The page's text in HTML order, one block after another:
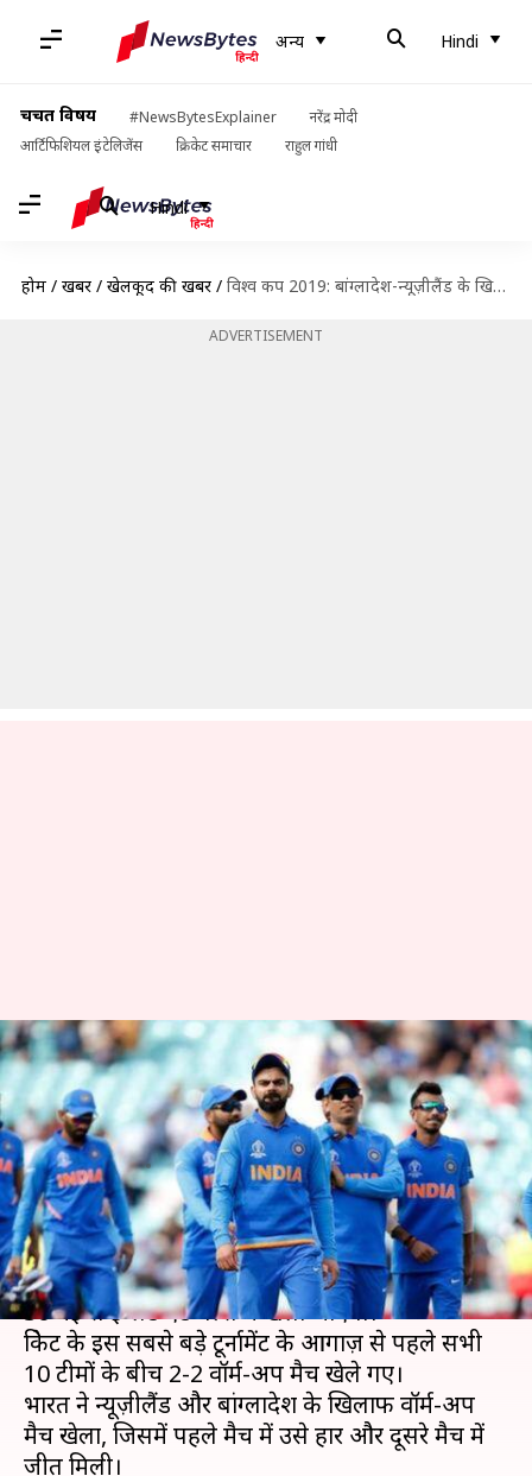
अन्य Hindi
चर्चित विषय #NewsBytesExplainer
नरेंद्र मोदी
आर्टिफिशियल इंटेलिजेंस
क्रिकेट समाचार राहुल गांधी
Hindi
होम / खबरें / खेलकूद की खबरें / विश्व कप 2019: बांग्लादेश-न्यूज़ीलैंड के खिलाफ वॉर्म-अप मैचों से भारत को सीखना चाहिए ये सबक
ADVERTISEMENT
विश्व कप 2019: बांग्लादेश-न्यूज़ीलैंड
के खिलाफ वॉर्म-अप मैचों से भारत
को सीखना चाहिए ये सबक
लेखन मोहम्मद वाहिद May 29, 2019 12:41 pm
क्या है खबर?
क्रिकेट का सबसे बड़ा महाकुंभ ICC 2019 क्रिकेट विश्व कप
30 मई से इंग्लैंड एंड वेल्स में खेला जाएगा।
क्रिकेट के इस सबसे बड़े टूर्नामेंट के आगाज़ से पहले सभी
10 टीमों के बीच 2-2 वॉर्म-अप मैच खेले गए।
भारत ने न्यूज़ीलैंड और बांग्लादेश के खिलाफ वॉर्म-अप
मैच खेला, जिसमें पहले मैच में उसे हार और दूसरे मैच में
जीत मिली।